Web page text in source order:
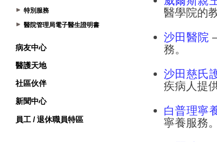
特別服務
醫院管理局電子醫生證明書
病友中心
醫護天地
社區伙伴
新聞中心
員工 / 退休職員特區